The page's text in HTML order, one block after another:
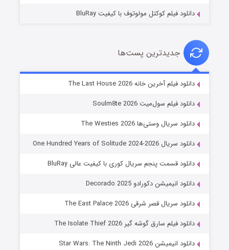
شوگر فصل ۲
خاندان اژدها فصل ۳
قسمت۶ (زیرنویس) منتشر شد
دانلود فیلم کوکتل مولوتوف با کیفیت BluRay
جدیدترین پست‌ها
دانلود فیلم آخرین خانه The Last House 2026
دانلود فیلم سول‌میت Soulm8te 2026
دانلود سریال وستی‌ها The Westies 2026
دانلود سریال One Hundred Years of Solitude 2024-2026
دانلود قسمت پنجم سریال کوری با کیفیت عالی BluRay
دانلود انیمیشن دکورادو Decorado 2025
دانلود سریال قصر شرقی The East Palace 2026
دانلود فیلم سارق گوشه گیر The Isolate Thief 2026
دانلود انیمیشن Star Wars: The Ninth Jedi 2026